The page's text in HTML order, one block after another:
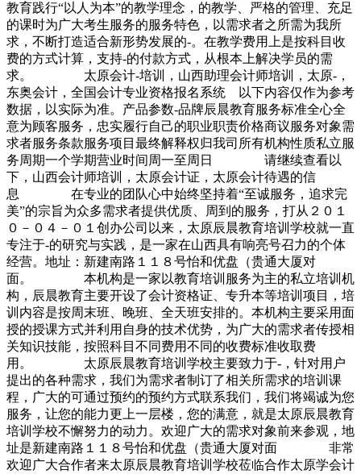
教育践行“以人为本”的教学理念，的教学、严格的管理、充足
的课时为广大考生服务的服务特色，以需求者之所需为我所
求，不断打造适合新形势发展的-。在教学费用上是按科目收
费的方式计算，支持-的付款方式，从根本上解决学员的需
求。 太原会计-培训，山西助理会计师培训，太原-，
东奥会计，全国会计专业资格报名系统 以下内容仅作为参考
数据，以实际为准。产品参数-品牌辰晨教育服务标准全心全
意为顾客服务，忠实履行自己的职业职责价格商议服务对象需
求者服务条款服务项目最终解释权归我司所有机构性质私立服
务周期一个学期营业时间周一至周日 请继续查看以
下，山西会计师培训，太原会计证，太原会计待遇的信
息 在专业的团队心中始终坚持着“至诚服务，追求完
美”的宗旨为众多需求者提供优质、周到的服务，打从２０１
０－０４－０１创办公司以来，太原辰晨教育培训学校就一直
专注于-的研究与实践，是一家在山西具有响亮号召力的个体
经营。地址：新建南路１１８号怡和优盘（贵通大厦对
面。 本机构是一家以教育培训服务为主的私立培训机
构，辰晨教育主要开设了会计资格证、专升本等培训项目，培
训内容是按周末班、晚班、全天班安排的。本机构主要采用面
授的授课方式并利用自身的技术优势，为广大的需求者传授相
关知识技能，按照科目不同费用不同的收费标准收取费
用。 太原辰晨教育培训学校主要致力于-，针对用户
提出的各种需求，我们为需求者制订了相关所需求的培训课
程，广大的可通过预约的预约方式联系我们，我们将竭诚为您
服务，让您的能力更上一层楼，您的满意，就是太原辰晨教育
培训学校不懈努力的动力。欢迎广大的需求对象前来参观，地
址是新建南路１１８号怡和优盘（贵通大厦对面 非常
欢迎广大合作者来太原辰晨教育培训学校莅临合作太原学会计